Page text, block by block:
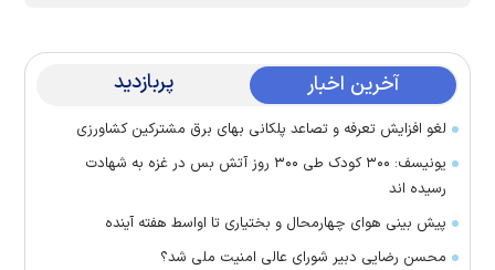
آخرین اخبار پربازدید
لغو افزایش تعرفه و تصاعد پلکانی بهای برق مشترکین کشاورزی
یونیسف: ۳۰۰ کودک طی ۳۰۰ روز آتش بس در غزه به شهادت
رسیده اند
پیش بینی هوای چهارمحال و بختیاری تا اواسط هفته آینده
محسن رضایی دبیر شورای عالی امنیت ملی شد؟